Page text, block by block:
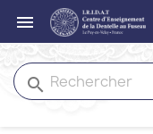

search